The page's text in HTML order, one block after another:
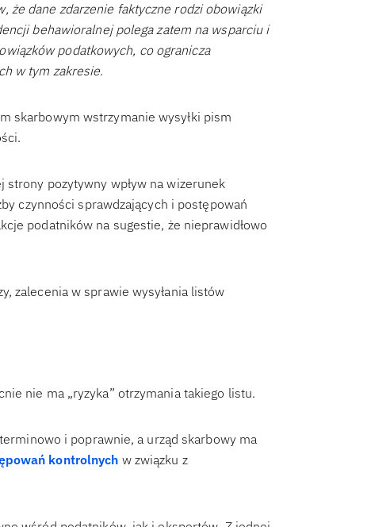
że dane zdarzenie faktyczne rodzi obowiązki
behawioralnej polega zatem na wsparciu i
podatkowych, co ogranicza
w tym zakresie.
skarbowym wstrzymanie wysyłki pism
strony pozytywny wpływ na wizerunek
czynności sprawdzających i postępowań
podatników na sugestie, że nieprawidłowo
zalecenia w sprawie wysyłania listów
nie ma „ryzyka” otrzymania takiego listu.
i poprawnie, a urząd skarbowy ma
kontrolnych w związku z